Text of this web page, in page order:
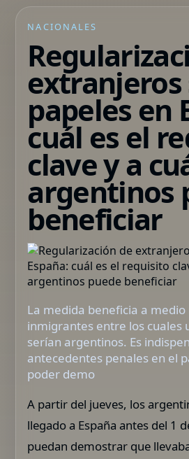
NACIONALES
extranjeros
papeles en
cuál es el
clave y a
argentinos
beneficiar
La medida beneficia a
inmigrantes entre los cuales
serían argentinos. Es
antecedentes penales en el
poder demo
A partir del jueves, los
llegado a España antes del 1
puedan demostrar que